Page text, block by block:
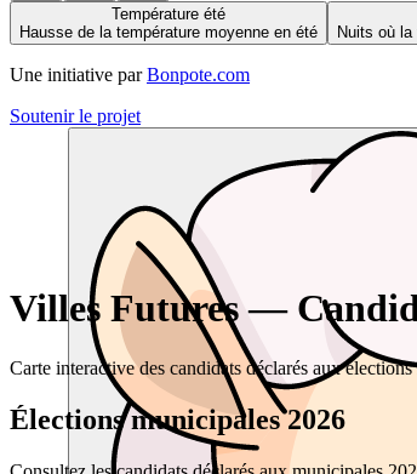
Température été
Hausse de la température moyenne en été
Nuits où
Une initiative par Bonpote.com
Soutenir le projet
Villes Futures —
Carte interactive des candidats déclarés aux
Élections municipales 2026